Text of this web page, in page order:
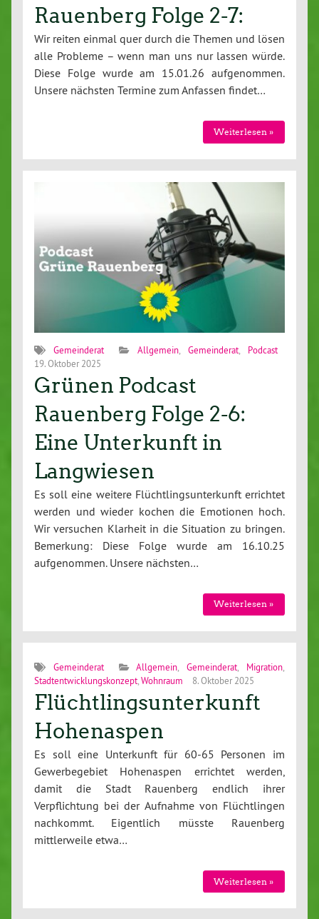
Rauenberg Folge 2-7:
Wir reiten einmal quer durch die Themen und lösen
alle Probleme – wenn man uns nur lassen würde.
Diese Folge wurde am 15.01.26 aufgenommen.
Unsere nächsten Termine zum Anfassen findet…
Weiterlesen »
Gemeinderat Allgemein, Gemeinderat, Podcast
19. Oktober 2025
Grünen Podcast
Rauenberg Folge 2-6:
Eine Unterkunft in
Langwiesen
Es soll eine weitere Flüchtlingsunterkunft errichtet
werden und wieder kochen die Emotionen hoch.
Wir versuchen Klarheit in die Situation zu bringen.
Bemerkung: Diese Folge wurde am 16.10.25
aufgenommen. Unsere nächsten…
Weiterlesen »
Gemeinderat Allgemein ,Gemeinderat Migration
Stadtentwicklungskonzept Wohnraum 8. Oktober 2025
Flüchtlingsunterkunft
Hohenaspen
Es soll eine Unterkunft für 60-65 Personen im
Gewerbegebiet Hohenaspen errichtet werden,
damit die Stadt Rauenberg endlich ihrer
Verpflichtung bei der Aufnahme von Flüchtlingen
nachkommt. Eigentlich müsste Rauenberg
mittlerweile etwa…
Weiterlesen »